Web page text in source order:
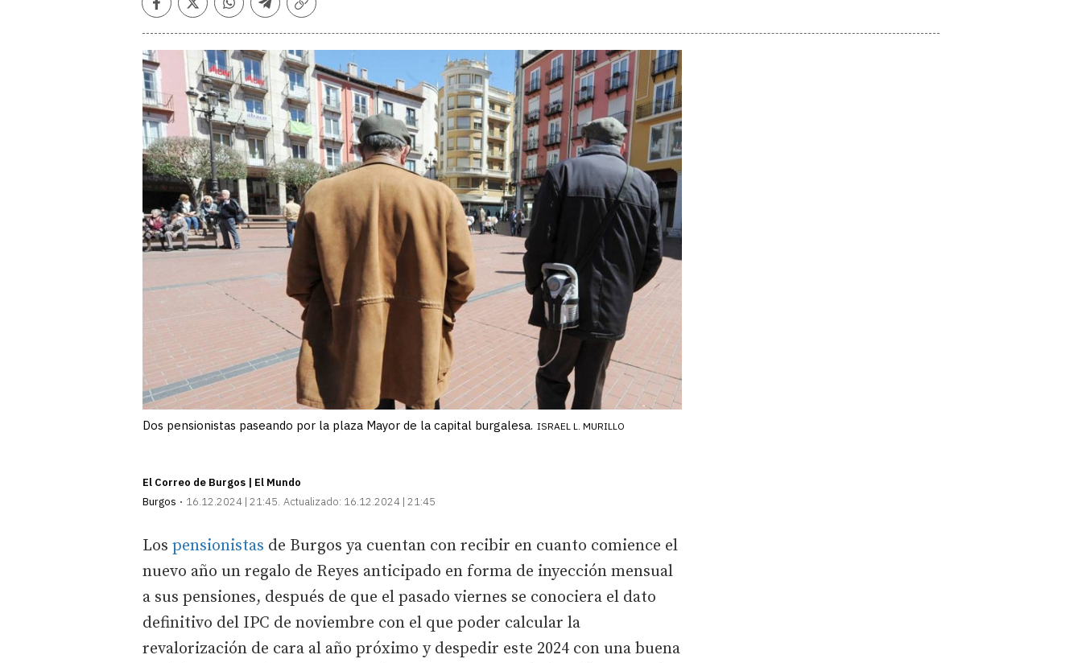
Facebook
TwitterWhatsapp
Telegram
Copiar
Dos pensionistas paseando por la plaza Mayor de la capital burgalesa. ISRAEL L. MURILLO
El Correo de Burgos | El Mundo
Burgos
16.12.2024 | 21:45 Actualizado: 16.12.2024 | 21:45
Los pensionistas de Burgos ya cuentan con recibir en cuanto comience el
nuevo año un regalo de Reyes anticipado en forma de inyección mensual
a sus pensiones, después de que el pasado viernes se conociera el dato
definitivo del IPC de noviembre con el que poder calcular la
revalorización de cara al año próximo y despedir este 2024 con una buena